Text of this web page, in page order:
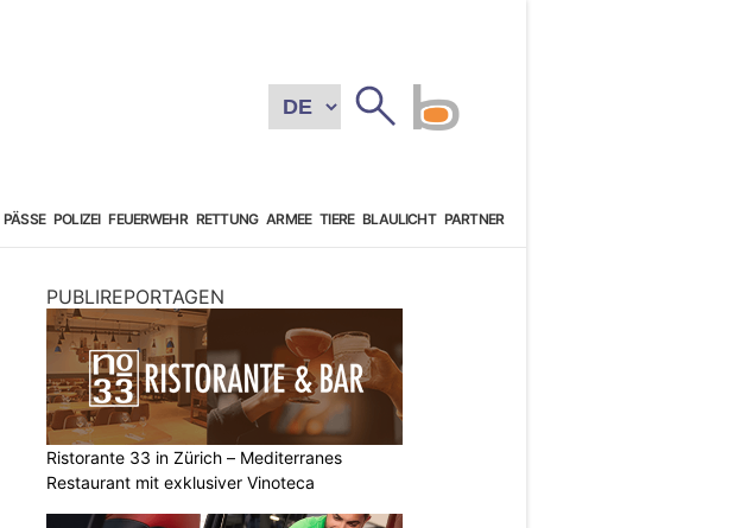
PÄSSE POLIZEI FEUERWEHR RETTUNG ARMEE TIERE BLAULICHT PARTNER
PUBLIREPORTAGEN
Ristorante 33 in Zürich – Mediterranes
Restaurant mit exklusiver Vinoteca